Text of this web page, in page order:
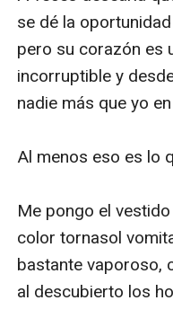
se dé la
pero su corazón es
incorruptible y
nadie más que yo
Al menos eso es lo
Me pongo el
color tornasol
bastante vaporoso,
al descubierto los